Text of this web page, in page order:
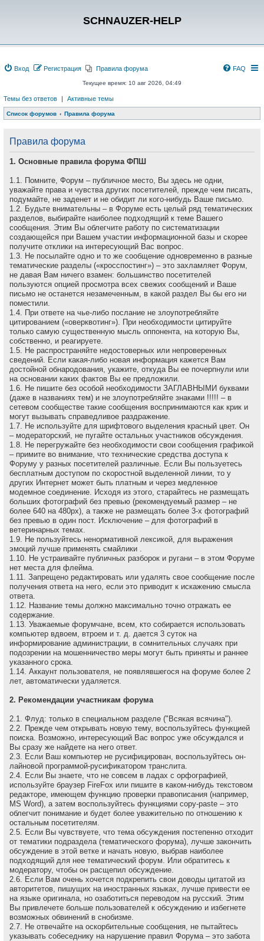
SCHNAUZER-HELP
Вход Регистрация Правила форума FAQ
Текущее время: 10 авг 2026, 04:49
Темы без ответов | Активные темы
Список форумов Правила форума
Правила форума
1. Основные правила форума ФПШ
1.1. Помните, Форум – публичное место, Вы здесь не одни,
уважайте права и чувства других посетителей, прежде чем писать,
подумайте, не заденет и не обидит ли кого-нибудь Ваше письмо.
1.2. Будьте внимательны – в Форуме есть целый ряд тематических
разделов, выбирайте наиболее подходящий к теме Вашего
сообщения. Этим Вы облегчите работу по систематизации
создающейся при Вашем участии информационной базы и скорее
получите отклики на интересующий Вас вопрос.
1.3. Не посылайте одно и то же сообщение одновременно в разные
тематические разделы («кросспостинг») – это захламляет Форум,
не давая Вам ничего взамен: большинство посетителей
пользуются опцией просмотра всех свежих сообщений и Ваше
письмо не останется незамеченным, в какой раздел Вы бы его ни
поместили.
1.4. При ответе на чье-либо послание не злоупотребляйте
цитированием («оверквотинг»). При необходимости цитируйте
только самую существенную мысль оппонента, на которую Вы,
собственно, и реагируете.
1.5. Не распространяйте недостоверных или непроверенных
сведений. Если какая-либо новая информация кажется Вам
достойной обнародования, укажите, откуда Вы ее почерпнули или
на основании каких фактов Вы ее предложили.
1.6. Не пишите без особой необходимости ЗАГЛАВНЫМИ буквами
(даже в названиях тем) и не злоупотребляйте знаками !!!!! – в
сетевом сообществе такие сообщения воспринимаются как крик и
могут вызывать справедливое раздражение.
1.7. Не используйте для шрифтового выделения красный цвет. Он
– модераторский, не пугайте остальных участников обсуждения.
1.8. Не перегружайте без необходимости свои сообщения графикой
– примите во внимание, что технические средства доступа к
Форуму у разных посетителей различные. Если Вы пользуетесь
бесплатным доступом по скоростной выделенной линии, то у
других Интернет может быть платным и через медленное
модемное соединение. Исходя из этого, старайтесь не размещать
больших фотографий без превью (рекомендуемый размер – не
более 640 на 480рх), а также не размещать более 3-х фотографий
без превью в один пост. Исключение – для фотографий в
ветеринарных темах.
1.9. Не пользуйтесь ненормативной лексикой, для выражения
эмоций лучше применять смайлики .
1.10. Не устраивайте публичных разборок и ругани – в этом Форуме
нет места для флейма.
1.11. Запрещено редактировать или удалять свое сообщение после
получения ответа на него, если это приводит к искажению смысла
ответа.
1.12. Название темы должно максимально точно отражать ее
содержание.
1.13. Уважаемые форумчане, всем, кто собирается использовать
компьютер вдвоем, втроем и т. д. дается 3 суток на
информирование администрации, в сомнительных случаях при
подозрении на мошенничество меры могут быть приняты и раннее
указанного срока.
1.14. Аккаунт пользователя, не появлявшегося на форуме более 2
лет, автоматически удаляется.
2. Рекомендации участникам форума
2.1. Флуд: только в специальном разделе ("Всякая всячина").
2.2. Прежде чем открывать новую тему, воспользуйтесь функцией
поиска. Возможно, интересующий Вас вопрос уже обсуждался и
Вы сразу же найдете на него ответ.
2.3. Если Ваш компьютер не русифицирован, воспользуйтесь он-
лайновой программой-русификатором транслита.
2.4. Если Вы знаете, что не совсем в ладах с орфографией,
используйте браузер FireFox или пишите в каком-нибудь текстовом
редакторе, имеющем функцию проверки правописания (например,
MS Word), а затем воспользуйтесь функциями copy-paste – это
облегчит понимание и будет более уважительно по отношению к
остальным посетителям.
2.5. Если Вы чувствуете, что тема обсуждения постепенно отходит
от тематики подраздела (тематического форума), лучше закончить
обсуждение в этой ветке и начать новую, выбрав наиболее
подходящий для нее тематический форум. Или обратитесь к
модератору, чтобы он расщепил обсуждение.
2.6. Если Вам очень хочется подкрепить свои доводы цитатой из
авторитетов, пишущих на иностранных языках, лучше привести ее
на языке оригинала, но озаботиться переводом на русский. Этим
Вы привлечете больше пользователей к обсуждению и избегнете
возможных обвинений в снобизме.
2.7. Не отвечайте на оскоpбительные сообщения, не пытайтесь
указывать собеседнику на наpушение пpавил Форума – это забота